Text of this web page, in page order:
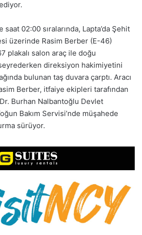
02:00 sıralarında, Lapta’da Şehit
üzerinde Rasim Berber (E-46)
plakalı salon araç ile doğu
direksiyon hakimiyetini
bulunan taş duvara çarptı. Aracı
Berber, itfaiye ekipleri tarafından
Dr. Burhan Nalbantoğlu Devlet
Bakım Servisi’nde müşahede
sürüyor.